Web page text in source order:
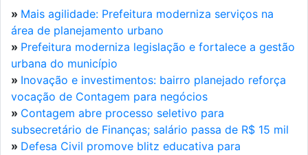
» Mais agilidade: Prefeitura moderniza serviços na
área de planejamento urbano
» Prefeitura moderniza legislação e fortalece a gestão
urbana do município
» Inovação e investimentos: bairro planejado reforça
vocação de Contagem para negócios
» Contagem abre processo seletivo para
subsecretário de Finanças; salário passa de R$ 15 mil
» Defesa Civil promove blitz educativa para